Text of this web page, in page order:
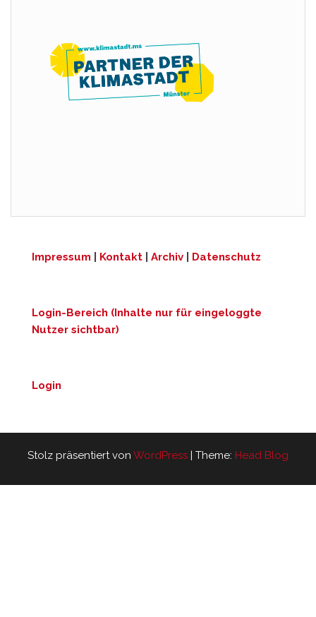
Impressum Kontakt Archiv Datenschutz
Login-Bereich (Inhalte nur für eingeloggte
Nutzer sichtbar)
Login
Stolz präsentiert von WordPress Theme: Head Blog